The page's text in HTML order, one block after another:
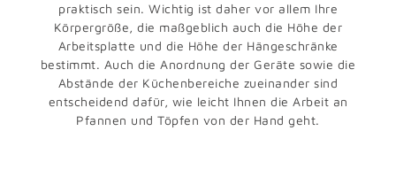
praktisch sein. Wichtig ist daher vor allem Ihre
Körpergröße, die maßgeblich auch die Höhe der
Arbeitsplatte und die Höhe der Hängeschränke
bestimmt. Auch die Anordnung der Geräte sowie die
Abstände der Küchenbereiche zueinander sind
entscheidend dafür, wie leicht Ihnen die Arbeit an
Pfannen und Töpfen von der Hand geht.